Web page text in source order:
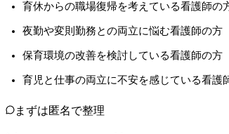
育休からの職場復帰を考えている看護師の
夜勤や変則勤務との両立に悩む看護師の方
保育環境の改善を検討している看護師の方
育児と仕事の両立に不安を感じている看護
まずは匿名で整理